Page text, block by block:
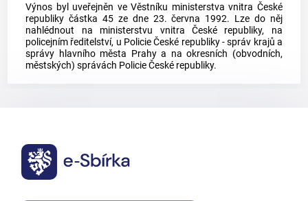
Výnos byl uveřejněn ve Věstníku ministerstva vnitra České
republiky částka 45 ze dne 23. června 1992. Lze do něj
nahlédnout na ministerstvu vnitra České republiky, na
policejním ředitelství, u Policie České republiky - správ krajů a
správy hlavního města Prahy a na okresních (obvodních,
městských) správách Policie České republiky.